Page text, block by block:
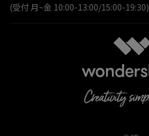
(受付 月~金 10:00-13:00/15:00-19:30)